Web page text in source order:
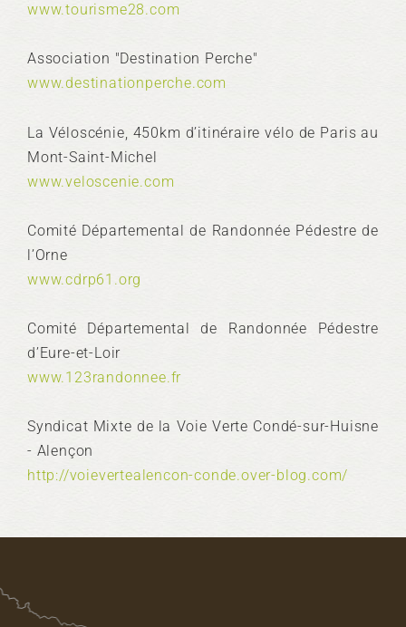
www.tourisme28.com
Association "Destination Perche"
www.destinationperche.com
La Véloscénie, 450km d’itinéraire vélo de Paris au
Mont-Saint-Michel
www.veloscenie.com
Comité Départemental de Randonnée Pédestre de
l’Orne
www.cdrp61.org
Comité Départemental de Randonnée Pédestre
d’Eure-et-Loir
www.123randonnee.fr
Syndicat Mixte de la Voie Verte Condé-sur-Huisne
- Alençon
http://voievertealencon-conde.over-blog.com/